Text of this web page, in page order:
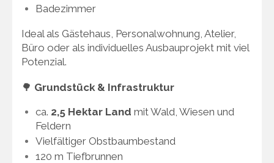
Badezimmer
Ideal als Gästehaus, Personalwohnung, Atelier,
Büro oder als individuelles Ausbauprojekt mit viel
Potenzial.
🌳 Grundstück & Infrastruktur
ca. 2,5 Hektar Land mit Wald, Wiesen und
Feldern
Vielfältiger Obstbaumbestand
120 m Tiefbrunnen